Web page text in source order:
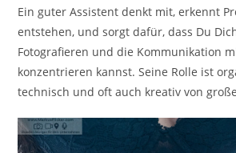
Ein guter Assistent denkt mit, erkennt
entstehen, und sorgt dafür, dass Du
Fotografieren und die Kommunikation
konzentrieren kannst. Seine Rolle ist
technisch und oft auch kreativ von